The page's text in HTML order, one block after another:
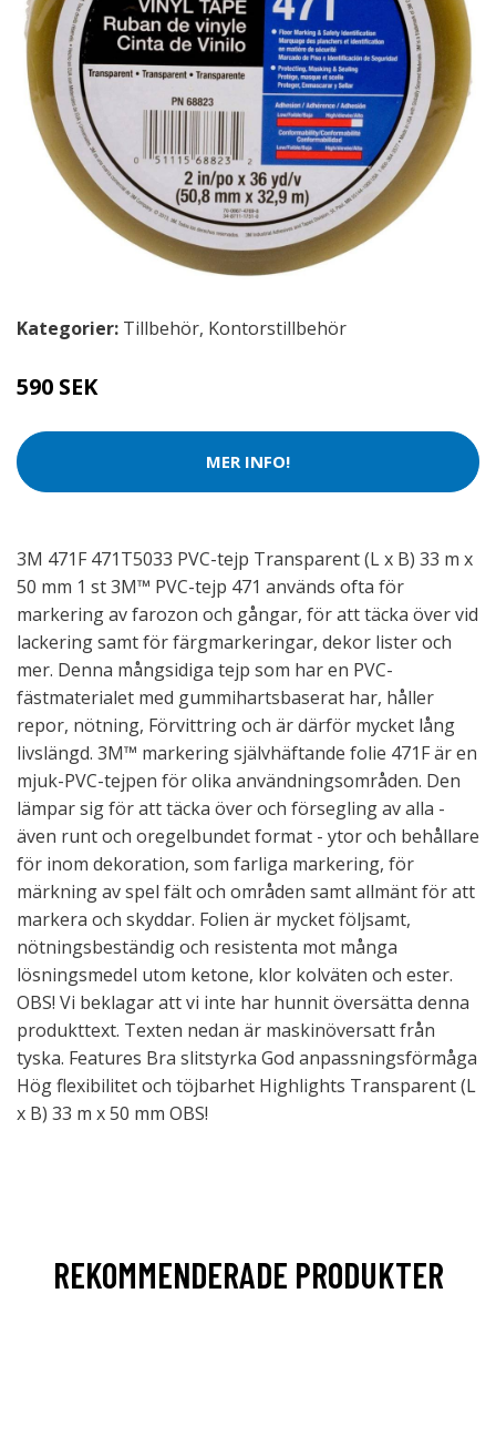
Kategorier: Tillbehör, Kontorstillbehör
590 SEK
MER INFO!
3M 471F 471T5033 PVC-tejp Transparent (L x B) 33 m x
50 mm 1 st 3M™ PVC-tejp 471 används ofta för
markering av farozon och gångar, för att täcka över vid
lackering samt för färgmarkeringar, dekor lister och
mer. Denna mångsidiga tejp som har en PVC-
fästmaterialet med gummihartsbaserat har, håller
repor, nötning, Förvittring och är därför mycket lång
livslängd. 3M™ markering självhäftande folie 471F är en
mjuk-PVC-tejpen för olika användningsområden. Den
lämpar sig för att täcka över och försegling av alla -
även runt och oregelbundet format - ytor och behållare
för inom dekoration, som farliga markering, för
märkning av spel fält och områden samt allmänt för att
markera och skyddar. Folien är mycket följsamt,
nötningsbeständig och resistenta mot många
lösningsmedel utom ketone, klor kolväten och ester.
OBS! Vi beklagar att vi inte har hunnit översätta denna
produkttext. Texten nedan är maskinöversatt från
tyska. Features Bra slitstyrka God anpassningsförmåga
Hög flexibilitet och töjbarhet Highlights Transparent (L
x B) 33 m x 50 mm OBS!
REKOMMENDERADE PRODUKTER